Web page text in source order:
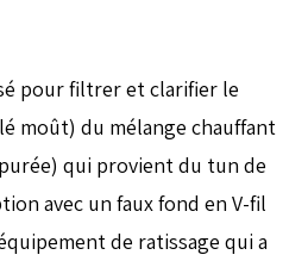
pour filtrer et clarifier le
moût) du mélange chauffant
qui provient du tun de
avec un faux fond en V-fil
de ratissage qui a